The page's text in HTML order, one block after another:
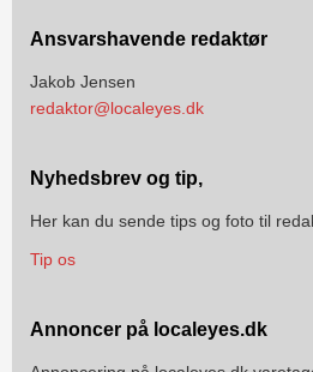
Ansvarshavende redaktør
Jakob Jensen
redaktor@localeyes.dk
Nyhedsbrev og tip,
Her kan du sende tips og foto til
Tip os
Annoncer på localeyes.dk